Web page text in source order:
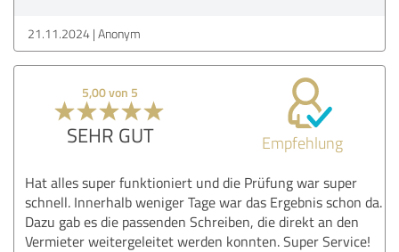
21.11.2024 Anonym
5,00 von 5
SEHR GUT Empfehlung
Hat alles super funktioniert und die Prüfung war super
schnell. Innerhalb weniger Tage war das Ergebnis schon da.
Dazu gab es die passenden Schreiben, die direkt an den
Vermieter weitergeleitet werden konnten. Super Service!